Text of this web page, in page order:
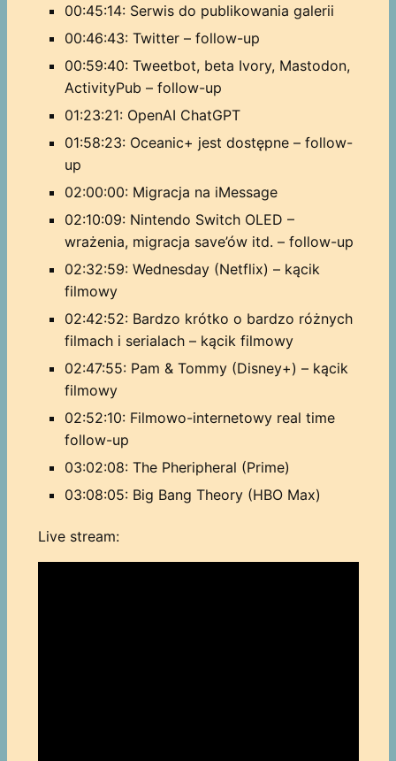
00:45:14: Serwis do publikowania galerii
00:46:43: Twitter – follow-up
00:59:40: Tweetbot, beta Ivory, Mastodon,
ActivityPub – follow-up
01:23:21: OpenAI ChatGPT
01:58:23: Oceanic+ jest dostępne – follow-
up
02:00:00: Migracja na iMessage
02:10:09: Nintendo Switch OLED –
wrażenia, migracja save’ów itd. – follow-up
02:32:59: Wednesday (Netflix) – kącik
filmowy
02:42:52: Bardzo krótko o bardzo różnych
filmach i serialach – kącik filmowy
02:47:55: Pam & Tommy (Disney+) – kącik
filmowy
02:52:10: Filmowo-internetowy real time
follow-up
03:02:08: The Pheripheral (Prime)
03:08:05: Big Bang Theory (HBO Max)
Live stream: